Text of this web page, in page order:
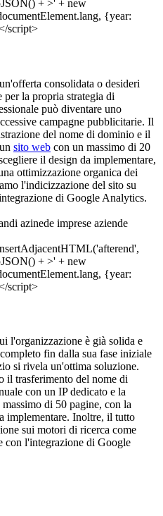
consolidata o desideri
la propria strategia di
può diventare uno
campagne pubblicitarie. Il
del nome di dominio e il
sito web con un massimo di 20
il design da implementare,
ottimizzazione organica dei
l'indicizzazione del sito su
di Google Analytics.
l'organizzazione è già solida e
fin dalla sua fase iniziale
si rivela un'ottima soluzione.
il trasferimento del nome di
con un IP dedicato e la
di 50 pagine, con la
implementare. Inoltre, il tutto
sui motori di ricerca come
con l'integrazione di Google